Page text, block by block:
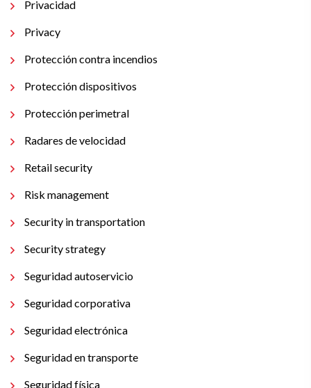
Privacidad
Privacy
Protección contra incendios
Protección dispositivos
Protección perimetral
Radares de velocidad
Retail security
Risk management
Security in transportation
Security strategy
Seguridad autoservicio
Seguridad corporativa
Seguridad electrónica
Seguridad en transporte
Seguridad física